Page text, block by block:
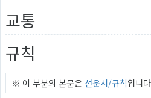
교통
규칙
※ 이 부분의 본문은 선운시/규칙입니